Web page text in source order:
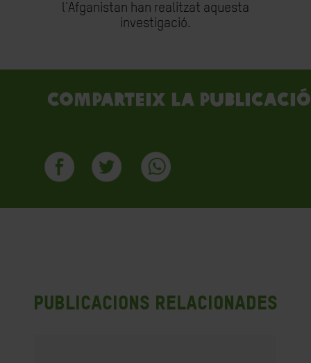
l'Afganistan han realitzat aquesta
investigació.
Comparteix la publicació
Publicacions Relacionades